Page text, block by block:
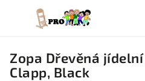
Zopa Dřevěná
Clapp, Black